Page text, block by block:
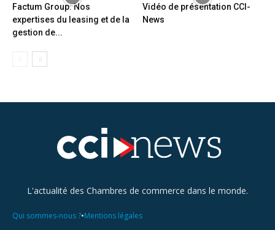
Factum Group: Nos
expertises du leasing et de la
gestion de...
Vidéo de présentation CCI-
News
L'actualité des Chambres de commerce dans le monde.
Qui sommes-nous ?•Mentions légales